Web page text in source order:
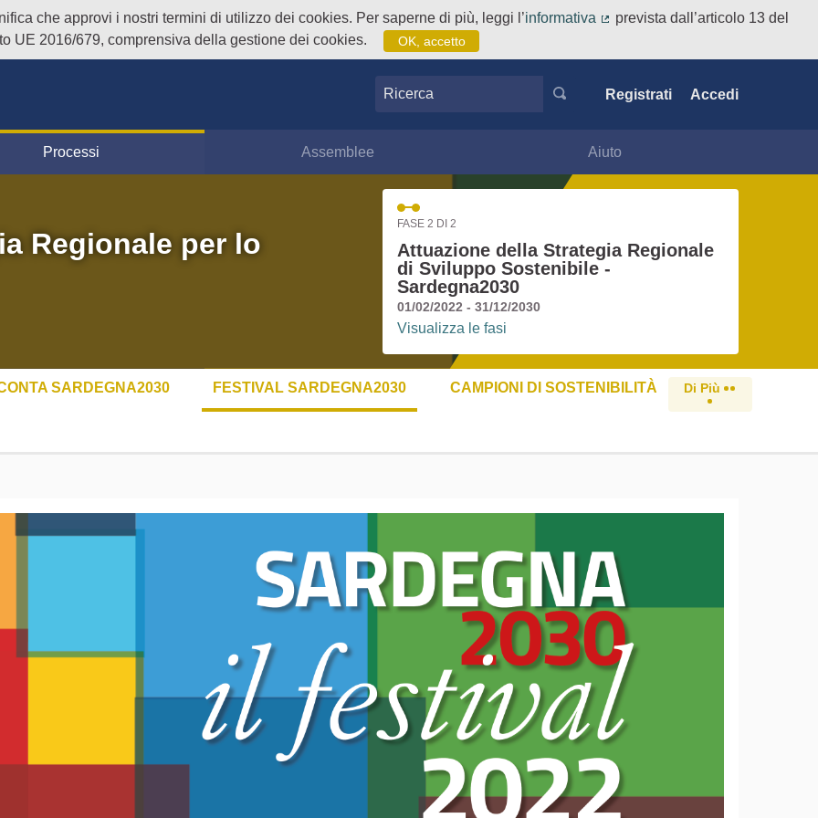
che approvi i nostri termini di utilizzo dei cookies. Per saperne di più, leggi l’informativa
prevista dall’articolo 13 del
UE 2016/679, comprensiva della gestione dei cookies.
OK, accetto
Ricerca Registrati Accedi
Processi Assemblee Aiuto
Regionale per lo
FASE 2 DI 2
Attuazione della Strategia Regionale
di Sviluppo Sostenibile -
Sardegna2030
01/02/2022 - 31/12/2030
Visualizza le fasi
SARDEGNA2030 FESTIVAL SARDEGNA2030 CAMPIONI DI SOSTENIBILITÀ Di Più